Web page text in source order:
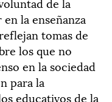
la enseñanza
tomas de
los que no
en la sociedad
para la
educativos de la